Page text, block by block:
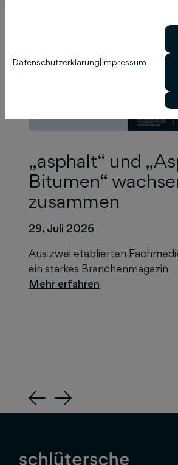
„asphalt“ und
Bitumen“
zusammen
29. Juli 2026
Aus zwei etablierten
ein starkes Branchenmagazin
Previous
Next
Datenschutzerklärung Impressum